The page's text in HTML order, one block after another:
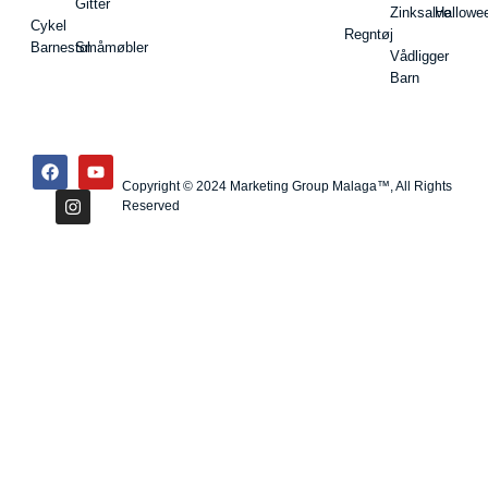
Cykel
Barnestol
Gitter
Småmøbler
Regntøj
Zinksalve
Vådligger
Barn
Copyright © 2024 Marketing Group Malaga™, All Rights
Reserved